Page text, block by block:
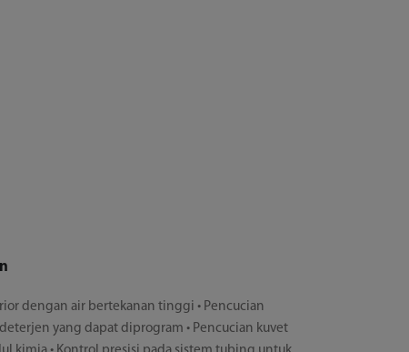
dengan air bertekanan tinggi • Pencucian
yang dapat diprogram • Pencucian kuvet